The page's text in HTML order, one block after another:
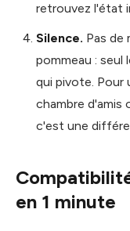
retrouvez l'état
Silence. Pas de
pommeau : seul
qui pivote. Pour
chambre d'amis
c'est une
en 1 minute